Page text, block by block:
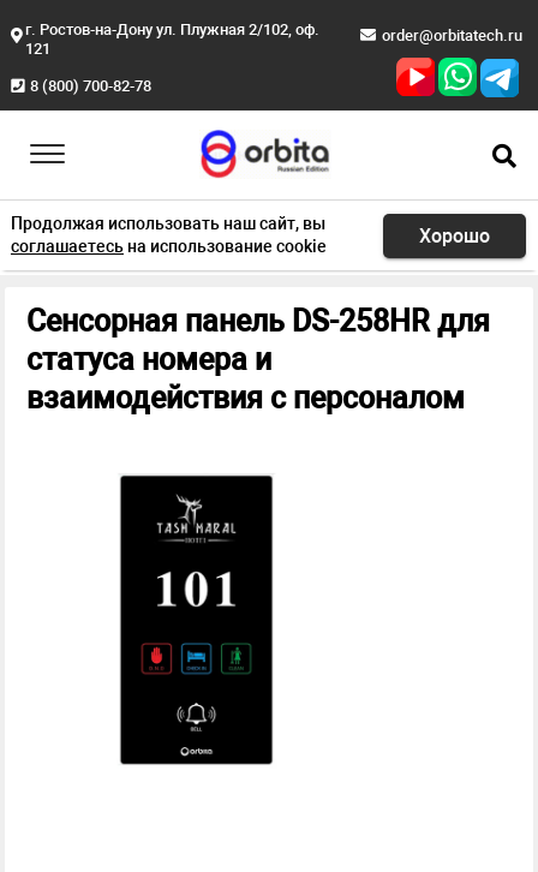
г. Ростов-на-Дону ул. Плужная 2/102, оф.
121
8 (800) 700-82-78
order@orbitatech.ru
Продолжая использовать наш сайт, вы
соглашаетесьна использование cookie Хорошо
Главная Продукция Умный номер DS-258HR Панель
Сенсорная панель DS-258HR для
статуса номера и
взаимодействия с персоналом